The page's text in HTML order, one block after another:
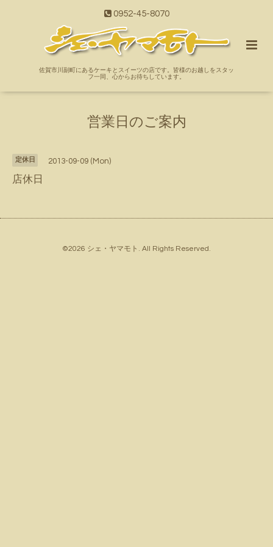
0952-45-8070
佐賀市川副町にあるケーキとスイーツの店です。皆様のお越しをスタッ
フ一同、心からお待ちしています。
営業日のご案内
定休日 2013-09-09 (Mon)
店休日
©2026 シェ・ヤマモト . All Rights Reserved.